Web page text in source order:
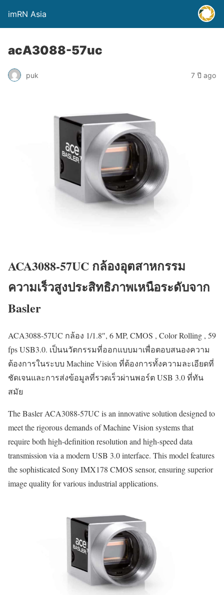
imRN Asia
acA3088-57uc
puk 7 ปี ago
ACA3088-57UC กล้องอุตสาหกรรม
ความเร็วสูงประสิทธิภาพเหนือระดับจาก
Basler
ACA3088-57UC กล้อง 1/1.8″, 6 MP, CMOS , Color Rolling , 59
fps USB3.0. เป็นนวัตกรรมที่ออกแบบมาเพื่อตอบสนองความ
ต้องการในระบบ Machine Vision ที่ต้องการทั้งความละเอียดที่
ชัดเจนและการส่งข้อมูลที่รวดเร็วผ่านพอร์ต USB 3.0 ที่ทัน
สมัย
The Basler ACA3088-57UC is an innovative solution designed to
meet the rigorous demands of Machine Vision systems that
require both high-definition resolution and high-speed data
transmission via a modern USB 3.0 interface. This model features
the sophisticated Sony IMX178 CMOS sensor, ensuring superior
image quality for various industrial applications.